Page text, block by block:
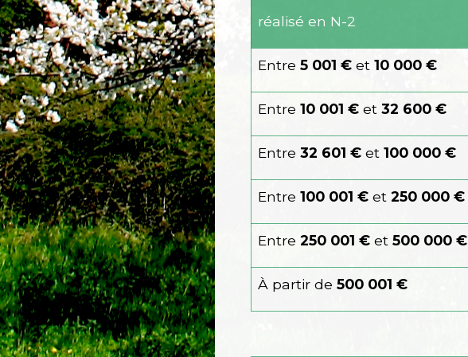
réalisé en N-2
Entre 5 001 € et 10 000 €
Entre 10 001 € et 32 600 €
Entre 32 601 € et 100 000 €
Entre 100 001 € et 250 000 €
Entre 250 001 € et 500 000 €
À partir de 500 001 €